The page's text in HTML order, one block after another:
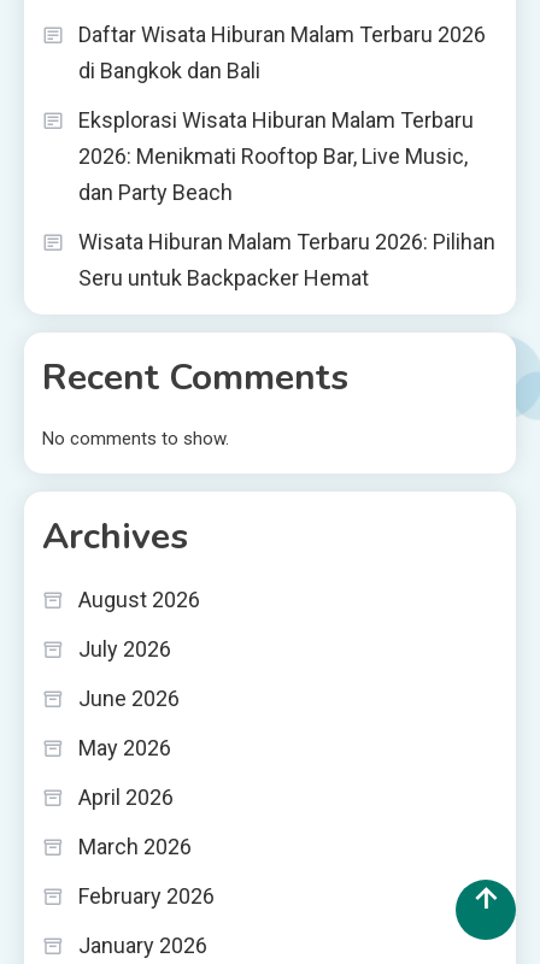
Daftar Wisata Hiburan Malam Terbaru 2026
di Bangkok dan Bali
Eksplorasi Wisata Hiburan Malam Terbaru
2026: Menikmati Rooftop Bar, Live Music,
dan Party Beach
Wisata Hiburan Malam Terbaru 2026: Pilihan
Seru untuk Backpacker Hemat
Recent Comments
No comments to show.
Archives
August 2026
July 2026
June 2026
May 2026
April 2026
March 2026
February 2026
January 2026